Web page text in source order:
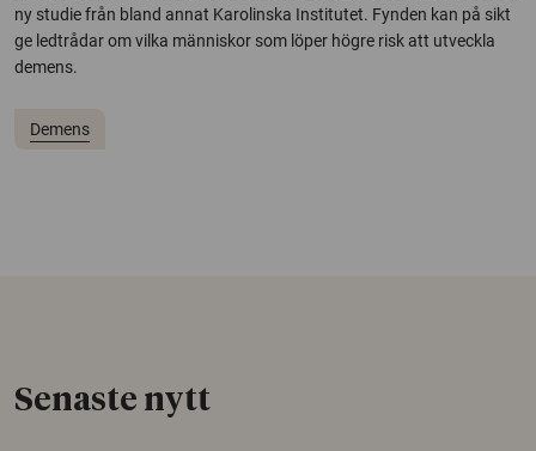
ny studie från bland annat Karolinska Institutet. Fynden kan på sikt
ge ledtrådar om vilka människor som löper högre risk att utveckla
demens.
Demens
Senaste nytt